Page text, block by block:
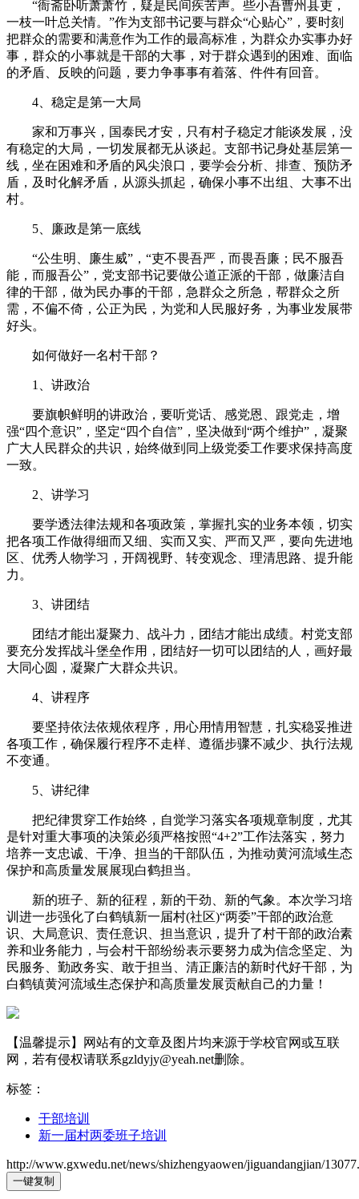
“衙斋卧听萧萧竹，疑是民间疾苦声。些小吾曹州县吏，
一枝一叶总关情。”作为支部书记要与群众“心贴心”，要时刻
把群众的需要和满意作为工作的最高标准，为群众办实事办好
事，群众的小事就是干部的大事，对于群众遇到的困难、面临
的矛盾、反映的问题，要力争事事有着落、件件有回音。
4、稳定是第一大局
家和万事兴，国泰民才安，只有村子稳定才能谈发展，没
有稳定的大局，一切发展都无从谈起。支部书记身处基层第一
线，坐在困难和矛盾的风尖浪口，要学会分析、排查、预防矛
盾，及时化解矛盾，从源头抓起，确保小事不出组、大事不出
村。
5、廉政是第一底线
“公生明、廉生威”，“吏不畏吾严，而畏吾廉；民不服吾
能，而服吾公”，党支部书记要做公道正派的干部，做廉洁自
律的干部，做为民办事的干部，急群众之所急，帮群众之所
需，不偏不倚，公正为民，为党和人民服好务，为事业发展带
好头。
如何做好一名村干部？
1、讲政治
要旗帜鲜明的讲政治，要听党话、感党恩、跟党走，增
强“四个意识”，坚定“四个自信”，坚决做到“两个维护”，凝聚
广大人民群众的共识，始终做到同上级党委工作要求保持高度
一致。
2、讲学习
要学透法律法规和各项政策，掌握扎实的业务本领，切实
把各项工作做得细而又细、实而又实、严而又严，要向先进地
区、优秀人物学习，开阔视野、转变观念、理清思路、提升能
力。
3、讲团结
团结才能出凝聚力、战斗力，团结才能出成绩。村党支部
要充分发挥战斗堡垒作用，团结好一切可以团结的人，画好最
大同心圆，凝聚广大群众共识。
4、讲程序
要坚持依法依规依程序，用心用情用智慧，扎实稳妥推进
各项工作，确保履行程序不走样、遵循步骤不减少、执行法规
不变通。
5、讲纪律
把纪律贯穿工作始终，自觉学习落实各项规章制度，尤其
是针对重大事项的决策必须严格按照“4+2”工作法落实，努力
培养一支忠诚、干净、担当的干部队伍，为推动黄河流域生态
保护和高质量发展展现白鹤担当。
新的班子、新的征程，新的干劲、新的气象。本次学习培
训进一步强化了白鹤镇新一届村(社区)“两委”干部的政治意
识、大局意识、责任意识、担当意识，提升了村干部的政治素
养和业务能力，与会村干部纷纷表示要努力成为信念坚定、为
民服务、勤政务实、敢于担当、清正廉洁的新时代好干部，为
白鹤镇黄河流域生态保护和高质量发展贡献自己的力量！
【温馨提示】网站有的文章及图片均来源于学校官网或互联
网，若有侵权请联系gzldyjy@yeah.net删除。
标签：
干部培训
新一届村两委班子培训
http://www.gxwedu.net/news/shizhengyaowen/jiguandangjian/
一键复制